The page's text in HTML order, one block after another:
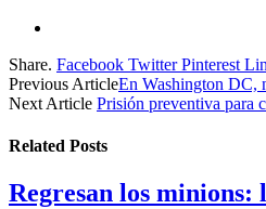
Share. Facebook Twitter Pinterest
Previous ArticleEn Washington DC,
Next Article Prisión preventiva para
Related Posts
Regresan los